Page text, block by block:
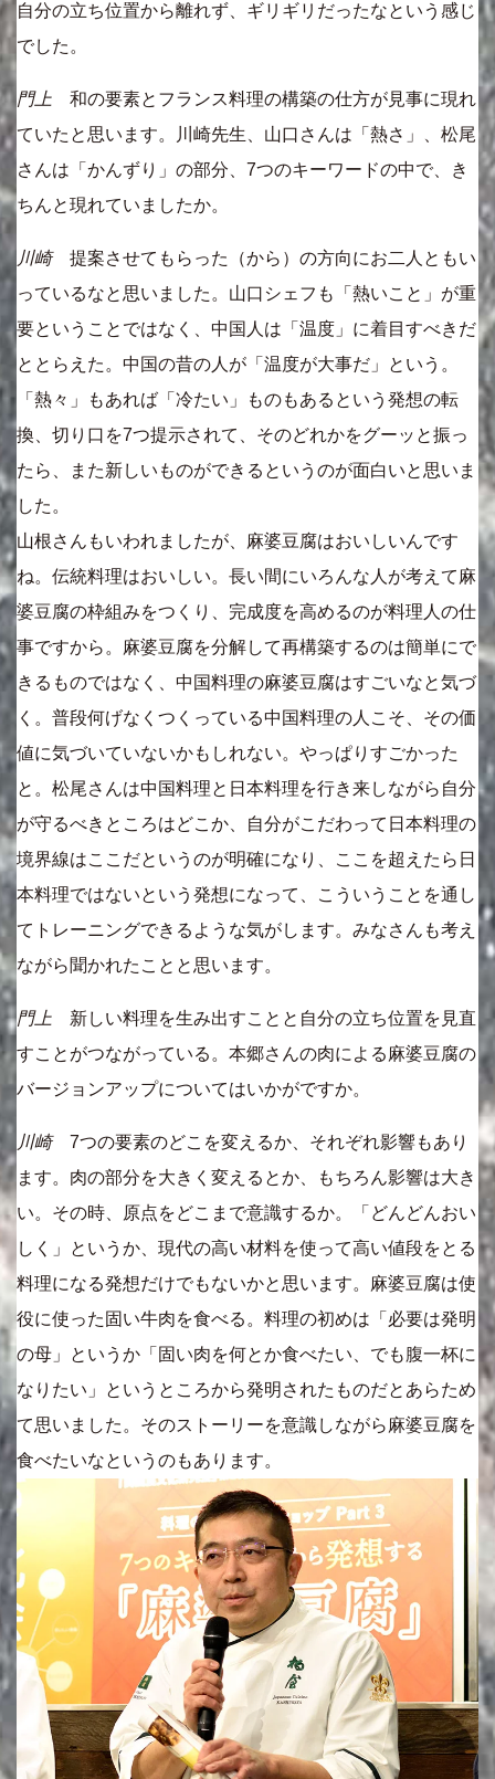
自分の立ち位置から離れず、ギリギリだったなという感じ
でした。
門上 和の要素とフランス料理の構築の仕方が見事に現れ
ていたと思います。川崎先生、山口さんは「熱さ」、松尾
さんは「かんずり」の部分、7つのキーワードの中で、き
ちんと現れていましたか。
川崎提案させてもらった（から）の方向にお二人ともい
っているなと思いました。山口シェフも「熱いこと」が重
要ということではなく、中国人は「温度」に着目すべきだ
ととらえた。中国の昔の人が「温度が大事だ」という。
「熱々」もあれば「冷たい」ものもあるという発想の転
換、切り口を7つ提示されて、そのどれかをグーッと振っ
たら、また新しいものができるというのが面白いと思いま
した。
山根さんもいわれましたが、麻婆豆腐はおいしいんです
ね。伝統料理はおいしい。長い間にいろんな人が考えて麻
婆豆腐の枠組みをつくり、完成度を高めるのが料理人の仕
事ですから。麻婆豆腐を分解して再構築するのは簡単にで
きるものではなく、中国料理の麻婆豆腐はすごいなと気づ
く。普段何げなくつくっている中国料理の人こそ、その価
値に気づいていないかもしれない。やっぱりすごかった
と。松尾さんは中国料理と日本料理を行き来しながら自分
が守るべきところはどこか、自分がこだわって日本料理の
境界線はここだというのが明確になり、ここを超えたら日
本料理ではないという発想になって、こういうことを通し
てトレーニングできるような気がします。みなさんも考え
ながら聞かれたことと思います。
門上 新しい料理を生み出すことと自分の立ち位置を見直
すことがつながっている。本郷さんの肉による麻婆豆腐の
バージョンアップについてはいかがですか。
川崎7つの要素のどこを変えるか、それぞれ影響もあり
ます。肉の部分を大きく変えるとか、もちろん影響は大き
い。その時、原点をどこまで意識するか。「どんどんおい
しく」というか、現代の高い材料を使って高い値段をとる
料理になる発想だけでもないかと思います。麻婆豆腐は使
役に使った固い牛肉を食べる。料理の初めは「必要は発明
の母」というか「固い肉を何とか食べたい、でも腹一杯に
なりたい」というところから発明されたものだとあらため
て思いました。そのストーリーを意識しながら麻婆豆腐を
食べたいなというのもあります。